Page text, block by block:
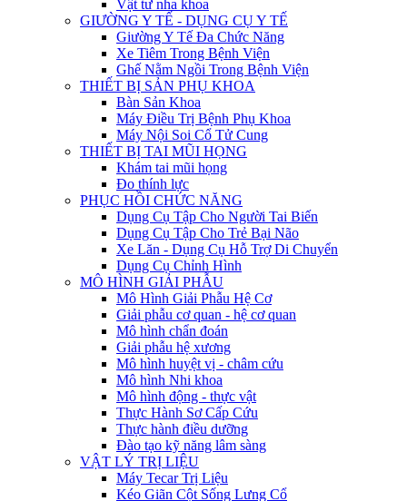
Vật tư nha khoa
GIƯỜNG Y TẾ - DỤNG CỤ Y TẾ
Giường Y Tế Đa Chức Năng
Xe Tiêm Trong Bệnh Viện
Ghế Nằm Ngồi Trong Bệnh Viện
THIẾT BỊ SẢN PHỤ KHOA
Bàn Sản Khoa
Máy Điều Trị Bệnh Phụ Khoa
Máy Nội Soi Cổ Tử Cung
THIẾT BỊ TAI MŨI HỌNG
Khám tai mũi họng
Đo thính lực
PHỤC HỒI CHỨC NĂNG
Dụng Cụ Tập Cho Người Tai Biến
Dụng Cụ Tập Cho Trẻ Bại Não
Xe Lăn - Dụng Cụ Hỗ Trợ Di Chuyển
Dụng Cụ Chỉnh Hình
MÔ HÌNH GIẢI PHẪU
Mô Hình Giải Phẫu Hệ Cơ
Giải phẫu cơ quan - hệ cơ quan
Mô hình chẩn đoán
Giải phẫu hệ xương
Mô hình huyệt vị - châm cứu
Mô hình Nhi khoa
Mô hình động - thực vật
Thực Hành Sơ Cấp Cứu
Thực hành điều dưỡng
Đào tạo kỹ năng lâm sàng
VẬT LÝ TRỊ LIỆU
Máy Tecar Trị Liệu
Kéo Giãn Cột Sống Lưng Cổ